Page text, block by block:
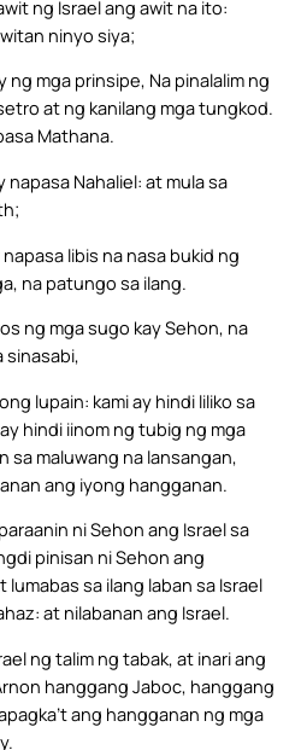
ng Israel ang awit na ito:
ninyo siya;
ng mga prinsipe, Na pinalalim ng
at ng kanilang mga tungkod.
Mathana.
napasa Nahaliel: at mula sa
libis na nasa bukid ng
na patungo sa ilang.
ng mga sugo kay Sehon, na
sinasabi,
lupain: kami ay hindi liliko sa
hindi iinom ng tubig ng mga
sa maluwang na lansangan,
ang iyong hangganan.
ni Sehon ang Israel sa
pinisan ni Sehon ang
sa ilang laban sa Israel
at nilabanan ang Israel.
ng talim ng tabak, at inari ang
hanggang Jaboc, hanggang
ang hangganan ng mga